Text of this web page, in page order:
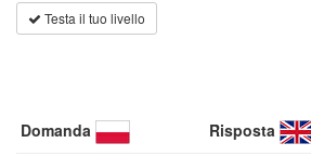
Testa il tuo livello
Domanda Risposta